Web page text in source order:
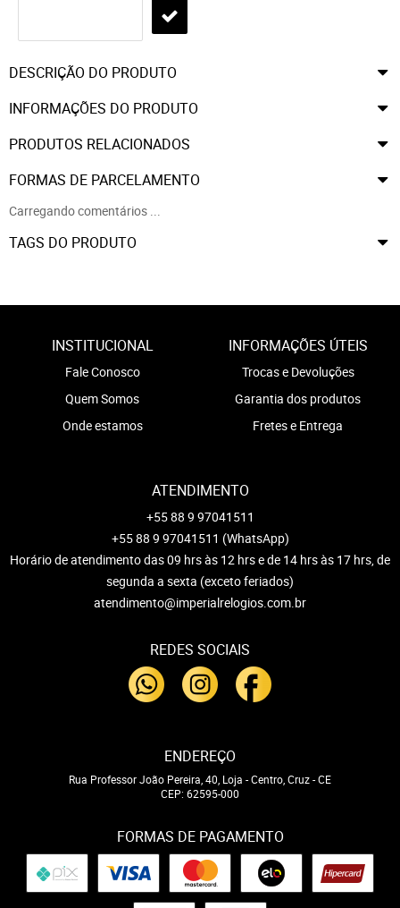
DESCRIÇÃO DO PRODUTO
INFORMAÇÕES DO PRODUTO
PRODUTOS RELACIONADOS
FORMAS DE PARCELAMENTO
Carregando comentários ...
TAGS DO PRODUTO
INSTITUCIONAL
Fale Conosco
Quem Somos
Onde estamos
INFORMAÇÕES ÚTEIS
Trocas e Devoluções
Garantia dos produtos
Fretes e Entrega
ATENDIMENTO
+55 88 9 97041511
+55 88 9 97041511 (WhatsApp)
Horário de atendimento das 09 hrs às 12 hrs e de 14 hrs às 17 hrs, de
segunda a sexta (exceto feriados)
atendimento@imperialrelogios.com.br
REDES SOCIAIS
ENDEREÇO
Rua Professor João Pereira, 40, Loja -Centro, Cruz-CE
CEP: 62595-000
FORMAS DE PAGAMENTO